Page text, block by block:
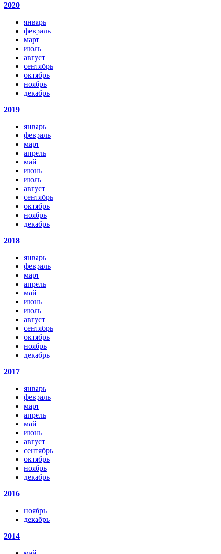
2020
январь
февраль
март
июль
август
сентябрь
октябрь
ноябрь
декабрь
2019
январь
февраль
март
апрель
май
июнь
июль
август
сентябрь
октябрь
ноябрь
декабрь
2018
январь
февраль
март
апрель
май
июнь
июль
август
сентябрь
октябрь
ноябрь
декабрь
2017
январь
февраль
март
апрель
май
июнь
август
сентябрь
октябрь
ноябрь
декабрь
2016
ноябрь
декабрь
2014